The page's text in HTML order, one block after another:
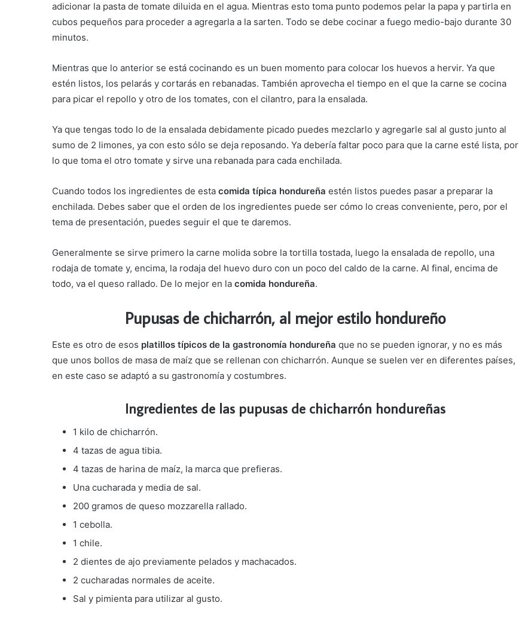
adicionar la pasta de tomate diluida en el agua. Mientras esto toma punto podemos pelar la papa y partirla en
cubos pequeños para proceder a agregarla a la sarten. Todo se debe cocinar a fuego medio-bajo durante 30
minutos.
Mientras que lo anterior se está cocinando es un buen momento para colocar los huevos a hervir. Ya que
estén listos, los pelarás y cortarás en rebanadas. También aprovecha el tiempo en el que la carne se cocina
para picar el repollo y otro de los tomates, con el cilantro, para la ensalada.
Ya que tengas todo lo de la ensalada debidamente picado puedes mezclarlo y agregarle sal al gusto junto al
sumo de 2 limones, ya con esto sólo se deja reposando. Ya debería faltar poco para que la carne esté lista, por
lo que toma el otro tomate y sirve una rebanada para cada enchilada.
Cuando todos los ingredientes de esta comida típica hondureña estén listos puedes pasar a preparar la
enchilada. Debes saber que el orden de los ingredientes puede ser cómo lo creas conveniente, pero, por el
tema de presentación, puedes seguir el que te daremos.
Generalmente se sirve primero la carne molida sobre la tortilla tostada, luego la ensalada de repollo, una
rodaja de tomate y, encima, la rodaja del huevo duro con un poco del caldo de la carne. Al final, encima de
todo, va el queso rallado. De lo mejor en la comida hondureña.
Pupusas de chicharrón, al mejor estilo hondureño
Este es otro de esos platillos típicos de la gastronomía hondureña que no se pueden ignorar, y no es más
que unos bollos de masa de maíz que se rellenan con chicharrón. Aunque se suelen ver en diferentes países,
en este caso se adaptó a su gastronomía y costumbres.
Ingredientes de las pupusas de chicharrón hondureñas
1 kilo de chicharrón.
4 tazas de agua tibia.
4 tazas de harina de maíz, la marca que prefieras.
Una cucharada y media de sal.
200 gramos de queso mozzarella rallado.
1 cebolla.
1 chile.
2 dientes de ajo previamente pelados y machacados.
2 cucharadas normales de aceite.
Sal y pimienta para utilizar al gusto.